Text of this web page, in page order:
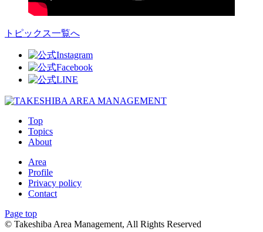
トピックス一覧へ
Top
Topics
About
Area
Profile
Privacy policy
Contact
Page top
© Takeshiba Area Management, All Rights Reserved